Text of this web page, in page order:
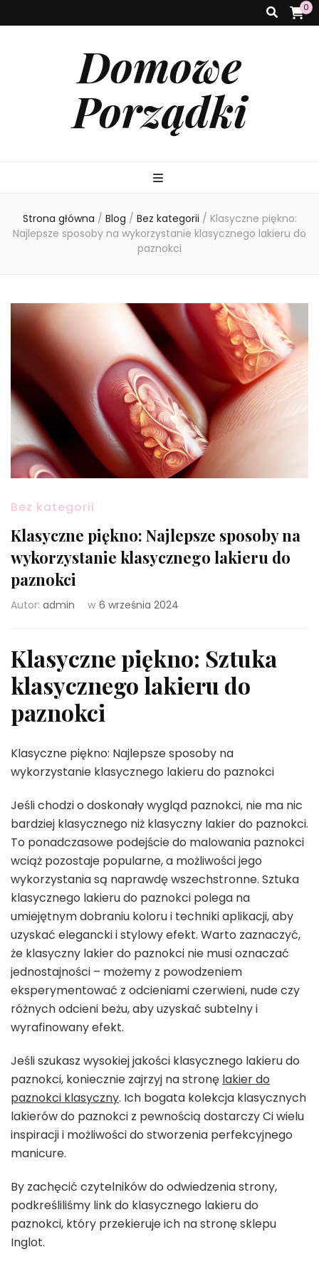
0
Domowe
Porządki
Strona główna / Blog / Bez kategorii / Klasyczne piękno:
Najlepsze sposoby na wykorzystanie klasycznego lakieru do
paznokci
Bez kategorii
Klasyczne piękno: Najlepsze sposoby na
wykorzystanie klasycznego lakieru do
paznokci
Autor: admin w 6 września 2024
Klasyczne piękno: Sztuka
klasycznego lakieru do
paznokci
Klasyczne piękno: Najlepsze sposoby na
wykorzystanie klasycznego lakieru do paznokci
Jeśli chodzi o doskonały wygląd paznokci, nie ma nic
bardziej klasycznego niż klasyczny lakier do paznokci.
To ponadczasowe podejście do malowania paznokci
wciąż pozostaje popularne, a możliwości jego
wykorzystania są naprawdę wszechstronne. Sztuka
klasycznego lakieru do paznokci polega na
umiejętnym dobraniu koloru i techniki aplikacji, aby
uzyskać elegancki i stylowy efekt. Warto zaznaczyć,
że klasyczny lakier do paznokci nie musi oznaczać
jednostajności – możemy z powodzeniem
eksperymentować z odcieniami czerwieni, nude czy
różnych odcieni beżu, aby uzyskać subtelny i
wyrafinowany efekt.
Jeśli szukasz wysokiej jakości klasycznego lakieru do
paznokci, koniecznie zajrzyj na stronę lakier do
paznokci klasyczny. Ich bogata kolekcja klasycznych
lakierów do paznokci z pewnością dostarczy Ci wielu
inspiracji i możliwości do stworzenia perfekcyjnego
manicure.
By zachęcić czytelników do odwiedzenia strony,
podkreśliliśmy link do klasycznego lakieru do
paznokci, który przekieruje ich na stronę sklepu
Inglot.